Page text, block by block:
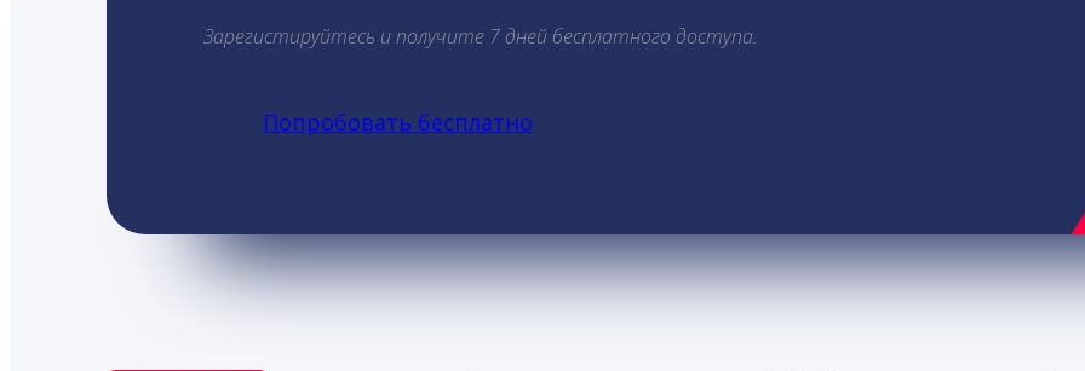
Зарегистируйтесь и получите 7 дней бесплатного доступа.
Попробовать бесплатно